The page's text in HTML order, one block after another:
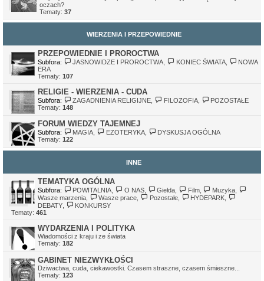
oczach?
Tematy: 37
WIERZENIA I PRZEPOWIEDNIE
PRZEPOWIEDNIE I PROROCTWA
Subfora: JASNOWIDZE I PROROCTWA KONIEC ŚWIATA,
NOWA
ERA
Tematy: 107
RELIGIE - WIERZENIA - CUDA
Subfora: ZAGADNIENIA RELIGIJNE FILOZOFIA,
POZOSTAŁE
Tematy: 148
FORUM WIEDZY TAJEMNEJ
Subfora: MAGIA EZOTERYKA,
DYSKUSJA OGÓLNA
Tematy: 122
INNE
TEMATYKA OGÓLNA
Subfora: POWITALNIA O NAS, Giełda Film, Muzyka
Wasze marzenia
Wasze prace Pozostałe, HYDEPARK
DEBATY
KONKURSY
Tematy: 461
WYDARZENIA I POLITYKA
Wiadomości z kraju i ze świata
Tematy: 182
GABINET NIEZWYKŁOŚCI
Dziwactwa, cuda, ciekawostki. Czasem straszne, czasem śmieszne...
Tematy: 123